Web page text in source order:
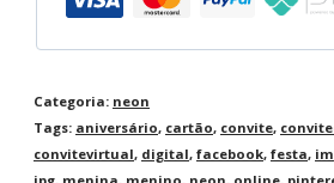
Categoria: neon
Tags: aniversário, cartão, convite,
convitevirtual, digital, facebook, festa,